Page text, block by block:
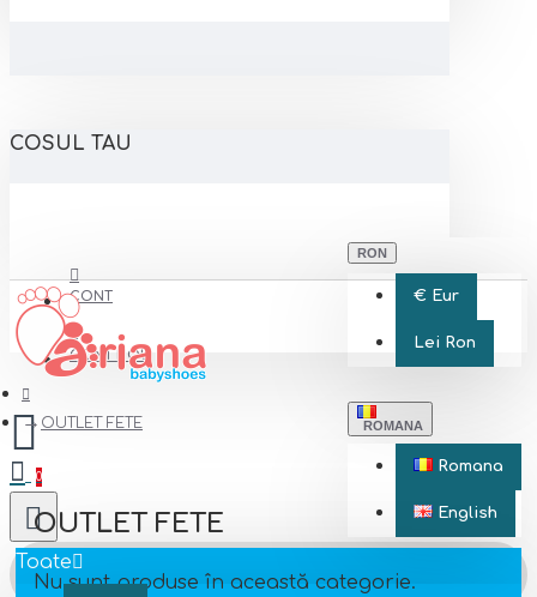
COSUL TAU
CONT
CONT NOU
RON
€ Eur
Lei Ron
ROMANA
Romana
English
0
Toate
OUTLET FETE
OUTLET FETE
Nu sunt produse în această categorie.